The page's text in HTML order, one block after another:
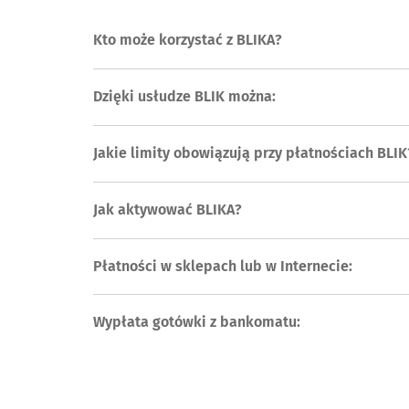
Kto może korzystać z BLIKA?
Dzięki usłudze BLIK można:
Jakie limity obowiązują przy płatnościach
Jak aktywować BLIKA?
Płatności w sklepach lub w Internecie:
Wypłata gotówki z bankomatu: